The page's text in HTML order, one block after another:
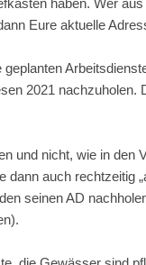
haben. Wer
Eure aktuelle
2021 nachzuholen.
und nicht, wie in den
dann auch rechtzeitig
seinen AD